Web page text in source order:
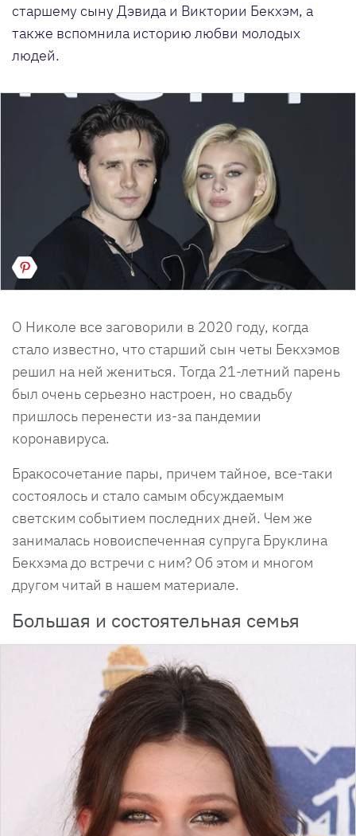
старшему сыну Дэвида и Виктории Бекхэм, а
также вспомнила историю любви молодых
людей.
О Николе все заговорили в 2020 году, когда
стало известно, что старший сын четы Бекхэмов
решил на ней жениться. Тогда 21-летний парень
был очень серьезно настроен, но свадьбу
пришлось перенести из-за пандемии
коронавируса.
Бракосочетание пары, причем тайное, все-таки
состоялось и стало самым обсуждаемым
светским событием последних дней. Чем же
занималась новоиспеченная супруга Бруклина
Бекхэма до встречи с ним? Об этом и многом
другом читай в нашем материале.
Большая и состоятельная семья